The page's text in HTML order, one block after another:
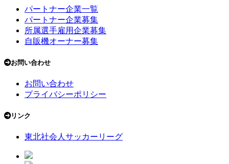
パートナー企業一覧
パートナー企業募集
所属選手雇用企業募集
自販機オーナー募集
お問い合わせ
お問い合わせ
プライバシーポリシー
リンク
東北社会人サッカーリーグ